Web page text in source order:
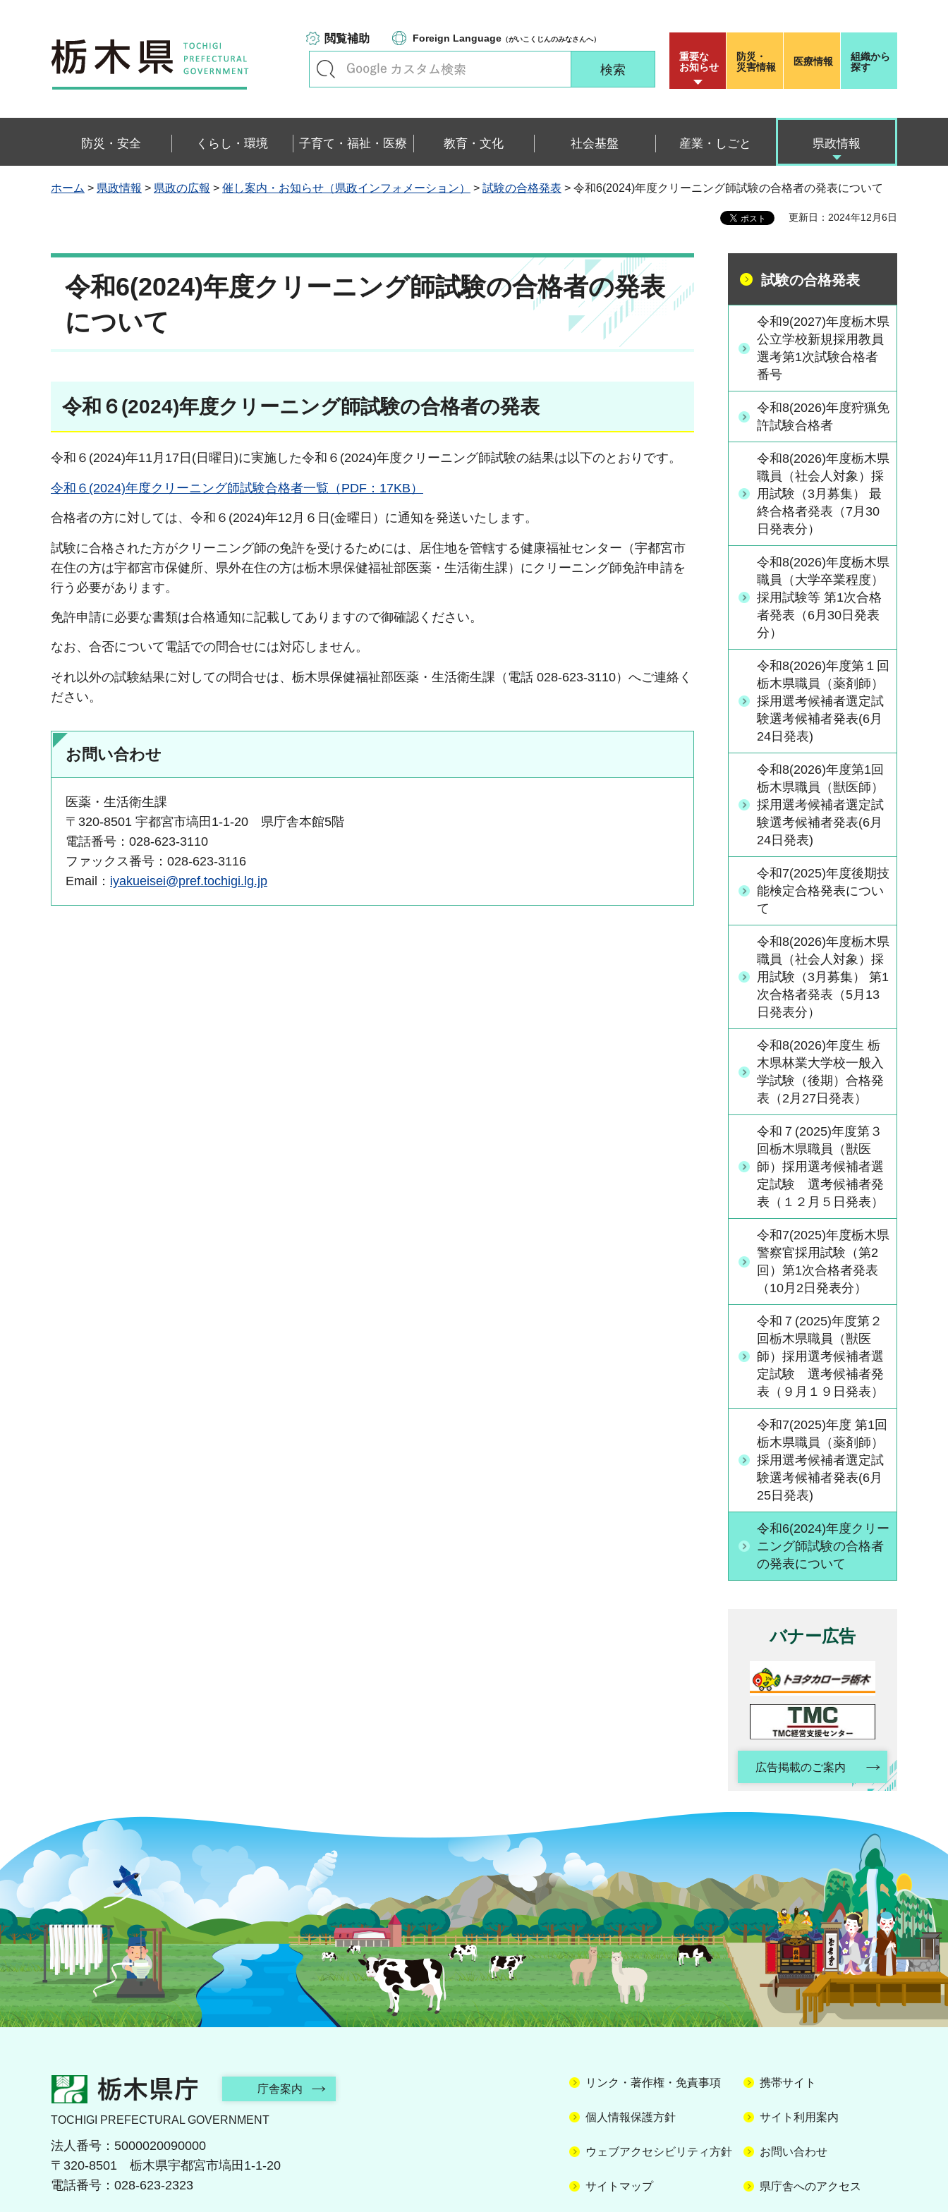
栃木県
閲覧補助 Foreign Language （がいこくじんのみなさんへ）
重要な
お知らせ
防災・
災害情報
医療情報
組織から
探す
防災・安全 くらし・環境 子育て・福祉・医療 教育・文化 社会基盤 産業・しごと 県政情報
ホーム > 県政情報 > 県政の広報 > 催し案内・お知らせ（県政インフォメーション） > 試験の合格発表 > 令和6(2024)年度クリーニング師試験の合格者の発表について
更新日：2024年12月6日
令和6(2024)年度クリーニング師試験の合格者の発表
について
令和６(2024)年度クリーニング師試験の合格者の発表
令和６(2024)年11月17日(日曜日)に実施した令和６(2024)年度クリーニング師試験の結果は以下のとおりです。
令和６(2024)年度クリーニング師試験合格者一覧（PDF：17KB）
合格者の方に対しては、令和６(2024)年12月６日(金曜日）に通知を発送いたします。
試験に合格された方がクリーニング師の免許を受けるためには、居住地を管轄する健康福祉センター（宇都宮市
在住の方は宇都宮市保健所、県外在住の方は栃木県保健福祉部医薬・生活衛生課）にクリーニング師免許申請を
行う必要があります。
免許申請に必要な書類は合格通知に記載してありますので御確認ください。
なお、合否について電話での問合せには対応しません。
それ以外の試験結果に対しての問合せは、栃木県保健福祉部医薬・生活衛生課（電話 028-623-3110）へご連絡く
ださい。
お問い合わせ
医薬・生活衛生課
〒320-8501 宇都宮市塙田1-1-20 県庁舎本館5階
電話番号：028-623-3110
ファックス番号：028-623-3116
Email： iyakueisei@pref.tochigi.lg.jp
試験の合格発表
令和9(2027)年度栃木県
公立学校新規採用教員
選考第1次試験合格者
番号
令和8(2026)年度狩猟免
許試験合格者
令和8(2026)年度栃木県
職員（社会人対象）採
用試験（3月募集） 最
終合格者発表（7月30
日発表分）
令和8(2026)年度栃木県
職員（大学卒業程度）
採用試験等 第1次合格
者発表（6月30日発表
分）
令和8(2026)年度第１回
栃木県職員（薬剤師）
採用選考候補者選定試
験選考候補者発表(6月
24日発表)
令和8(2026)年度第1回
栃木県職員（獣医師）
採用選考候補者選定試
験選考候補者発表(6月
24日発表)
令和7(2025)年度後期技
能検定合格発表につい
て
令和8(2026)年度栃木県
職員（社会人対象）採
用試験（3月募集） 第1
次合格者発表（5月13
日発表分）
令和8(2026)年度生 栃
木県林業大学校一般入
学試験（後期）合格発
表（2月27日発表）
令和７(2025)年度第３
回栃木県職員（獣医
師）採用選考候補者選
定試験 選考候補者発
表（１２月５日発表）
令和7(2025)年度栃木県
警察官採用試験（第2
回）第1次合格者発表
（10月2日発表分）
令和７(2025)年度第２
回栃木県職員（獣医
師）採用選考候補者選
定試験 選考候補者発
表（９月１９日発表）
令和7(2025)年度 第1回
栃木県職員（薬剤師）
採用選考候補者選定試
験選考候補者発表(6月
25日発表)
令和6(2024)年度クリー
ニング師試験の合格者
の発表について
バナー広告
広告掲載のご案内
栃木県庁 庁舎案内
TOCHIGI PREFECTURAL GOVERNMENT
法人番号：5000020090000
〒320-8501 栃木県宇都宮市塙田1-1-20
電話番号：028-623-2323
リンク・著作権・免責事項 携帯サイト
個人情報保護方針 サイト利用案内
ウェブアクセシビリティ方針 お問い合わせ
サイトマップ 県庁舎へのアクセス